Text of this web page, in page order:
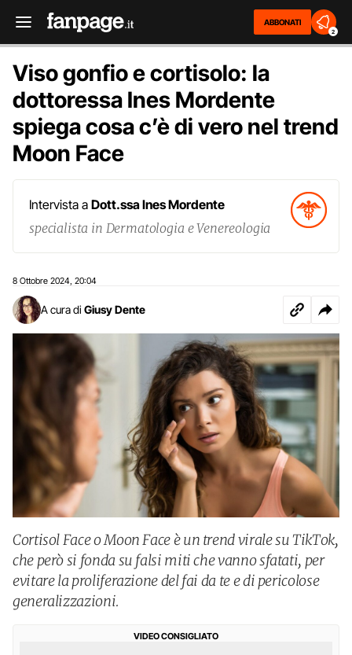
ABBONATI
2
Viso gonfio e cortisolo: la
dottoressa Ines Mordente
spiega cosa c’è di vero nel trend
Moon Face
Intervista a Dott.ssa Ines Mordente
specialista in Dermatologia e Venereologia
8 Ottobre 2024 20:04
A cura di Giusy Dente
Cortisol Face o Moon Face è un trend virale su TikTok,
che però si fonda su falsi miti che vanno sfatati, per
evitare la proliferazione del fai da te e di pericolose
generalizzazioni.
VIDEO CONSIGLIATO